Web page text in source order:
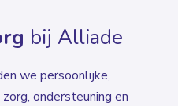
bij Alliade
we persoonlijke,
ondersteuning en